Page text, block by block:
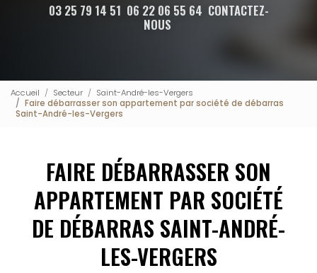
03 25 79 14 51 06 22 06 55 64 CONTACTEZ-
NOUS
Accueil Secteur
Saint-André-les-Vergers
Faire débarrasser son appartement par société de débarras
Saint-André-les-Vergers
FAIRE DÉBARRASSER SON
APPARTEMENT PAR SOCIÉTÉ
DE DÉBARRAS SAINT-ANDRÉ-
LES-VERGERS